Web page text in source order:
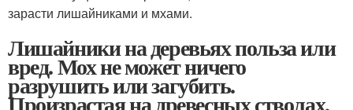
зарасти лишайниками и мхами.
Лишайники на деревьях польза или
вред. Мох не может ничего
разрушить или загубить.